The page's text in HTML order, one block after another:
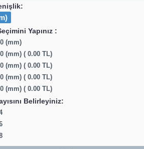
Yapınız :
(mm)
(mm) ( 0.00 TL)
(mm) ( 0.00 TL)
(mm) ( 0.00 TL)
(mm) ( 0.00 TL)
Belirleyiniz: